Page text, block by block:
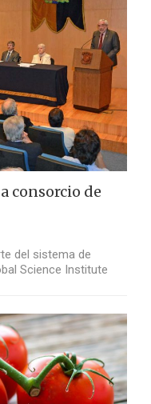
consorcio de
del sistema de
Science Institute